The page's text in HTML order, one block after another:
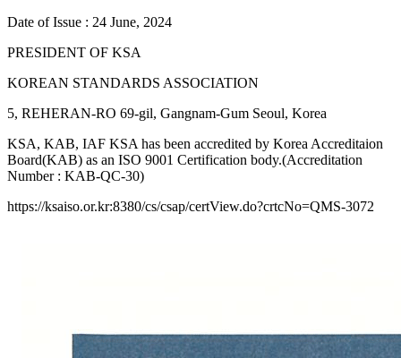
Date of Issue : 24 June, 2024
PRESIDENT OF KSA
KOREAN STANDARDS ASSOCIATION
5, REHERAN-RO 69-gil, Gangnam-Gum Seoul, Korea
KSA, KAB, IAF KSA has been accredited by Korea Accreditaion
Board(KAB) as an ISO 9001 Certification body.(Accreditation
Number : KAB-QC-30)
https://ksaiso.or.kr:8380/cs/csap/certView.do?crtcNo=QMS-3072